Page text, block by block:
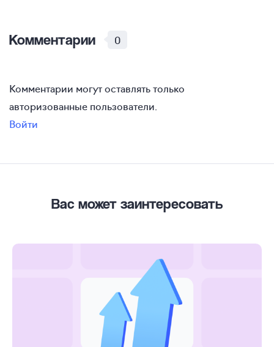
Комментарии 0
Комментарии могут оставлять только
авторизованные пользователи.
Войти
Вас может заинтересовать